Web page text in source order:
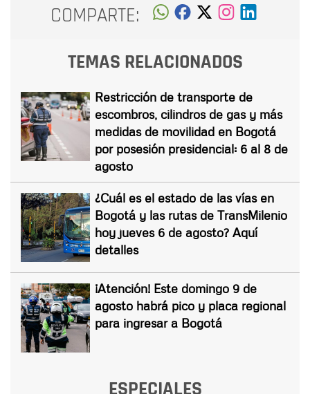
COMPARTE:
TEMAS RELACIONADOS
Restricción de transporte de
escombros, cilindros de gas y más
medidas de movilidad en Bogotá
por posesión presidencial: 6 al 8 de
agosto
¿Cuál es el estado de las vías en
Bogotá y las rutas de TransMilenio
hoy jueves 6 de agosto? Aquí
detalles
¡Atención! Este domingo 9 de
agosto habrá pico y placa regional
para ingresar a Bogotá
ESPECIALES